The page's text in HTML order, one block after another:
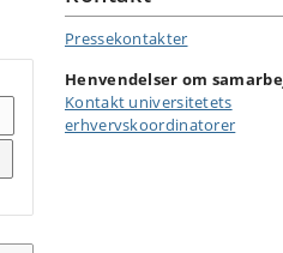
Pressekontakter
Henvendelser om
Kontakt universitetets
erhvervskoordinatorer